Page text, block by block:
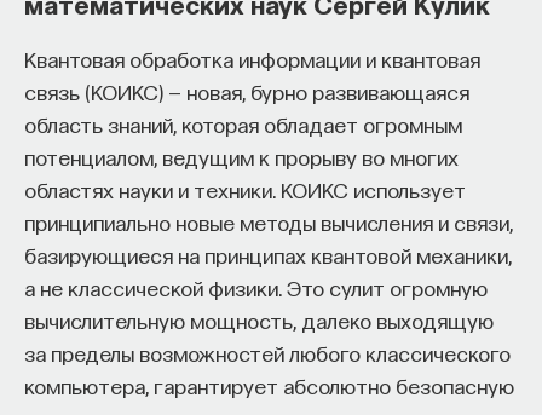
Квантовая обработка информации и квантовая
связь (КОИКС) — новая, бурно развивающаяся
область знаний, которая обладает огромным
потенциалом, ведущим к прорыву во многих
областях науки и техники. КОИКС использует
принципиально новые методы вычисления и связи,
базирующиеся на принципах квантовой механики,
а не классической физики. Это сулит огромную
вычислительную мощность, далеко выходящую
за пределы возможностей любого классического
компьютера, гарантирует абсолютно безопасную
которое надо закодировать, разбивается
на блоки, а каждый блок кодируется блоком
такой же длины.
С одной стороны, противник не должен
восстановить исходный код. А с другой стороны,
необходимо кодировать эффективно и быстро.
Поэтому блоки, как правило, используются
большие: 64, 128 или 256 входов и выходов.
Но такой оператор ни в какой памяти хранить
невозможно, поэтому используются разные
алгоритмы, использующие, как правило, много
раундов. И на каждом раунде биты, которые надо